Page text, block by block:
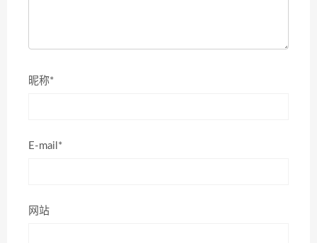
昵称*
E-mail*
网站